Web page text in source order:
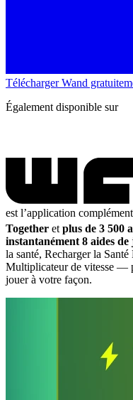
Télécharger Wand
Également disponible sur
est l’application
Together et plus de 3 500
instantanément 8 aides de
la santé, Recharger la
Multiplicateur de vitesse —
jouer à votre façon.